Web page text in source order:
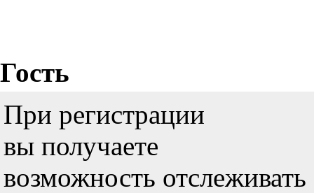
Гость
При регистрации
вы получаете
возможность